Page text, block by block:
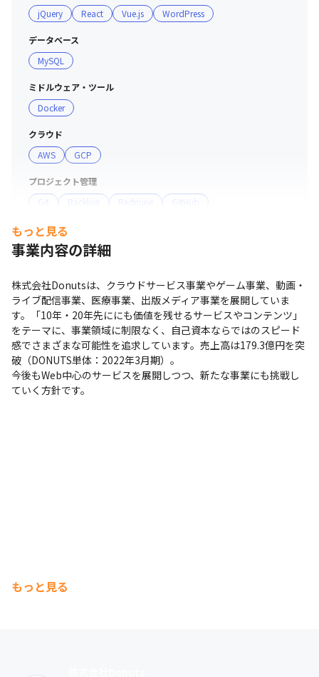
jQuery React Vue.js WordPress
データベース
MySQL
ミドルウェア・ツール
Docker
クラウド
AWS
GCP
プロジェクト管理
Git
Backlog Redmine GitHub
コミュニケーションツール
Slack
もっと見る
事業内容の詳細
株式会社Donutsは、クラウドサービス事業やゲーム事業、動画・
ライブ配信事業、医療事業、出版メディア事業を展開していま
す。「10年・20年先ににも価値を残せるサービスやコンテンツ」
をテーマに、事業領域に制限なく、自己資本ならではのスピード
感でさまざまな可能性を追求しています。売上高は179.3億円を突
破（DONUTS単体：2022年3月期）。
今後もWeb中心のサービスを展開しつつ、新たな事業にも挑戦し
ていく方針です。
もっと見る